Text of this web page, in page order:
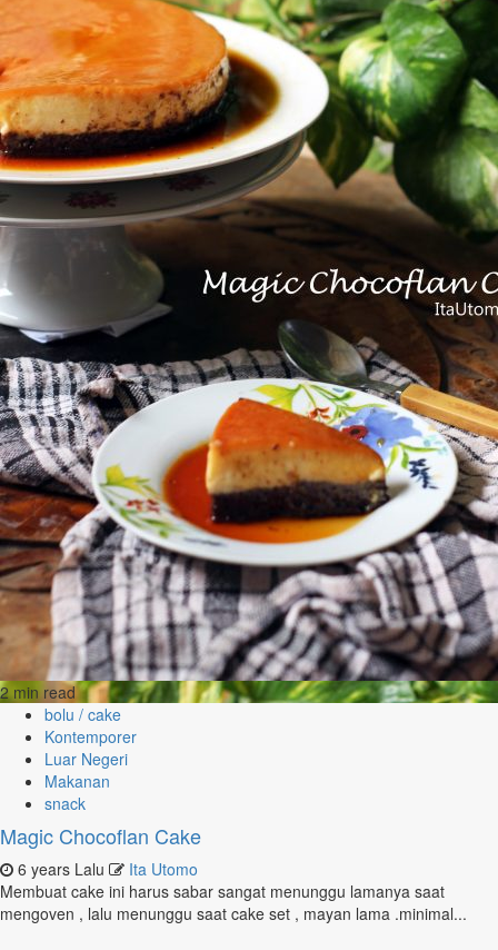
2 min read
bolu / cake
Kontemporer
Luar Negeri
Makanan
snack
Magic Chocoflan Cake
6 years Lalu
Ita Utomo
Membuat cake ini harus sabar sangat menunggu lamanya saat
mengoven , lalu menunggu saat cake set , mayan lama .minimal...